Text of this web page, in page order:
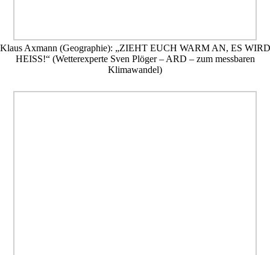
Klaus Axmann (Geographie): „ZIEHT EUCH WARM AN, ES WIRD
HEISS!“ (Wetterexperte Sven Plöger – ARD – zum messbaren
Klimawandel)